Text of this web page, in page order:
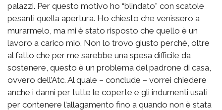
palazzi. Per questo motivo ho “blindato” con scatole
pesanti quella apertura. Ho chiesto che venissero a
murarmelo, ma mi è stato risposto che quello è un
lavoro a carico mio. Non lo trovo giusto perché, oltre
al fatto che per me sarebbe una spesa difficile da
sostenere, questo è un problema del padrone di casa,
ovvero dell’Atc. Al quale – conclude – vorrei chiedere
anche i danni per tutte le coperte e gli indumenti usati
per contenere l’allagamento fino a quando non è stata